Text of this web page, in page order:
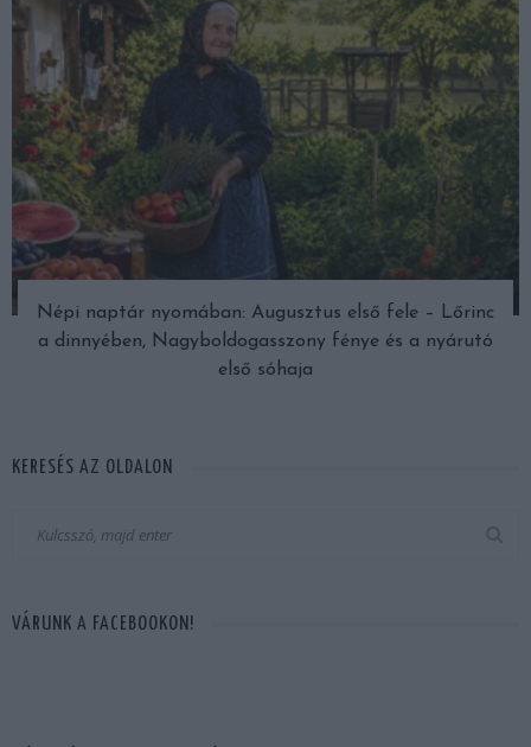
Népi naptár nyomában: Augusztus első fele – Lőrinc
a dinnyében, Nagyboldogasszony fénye és a nyárutó
első sóhaja
KERESÉS AZ OLDALON
VÁRUNK A FACEBOOKON!